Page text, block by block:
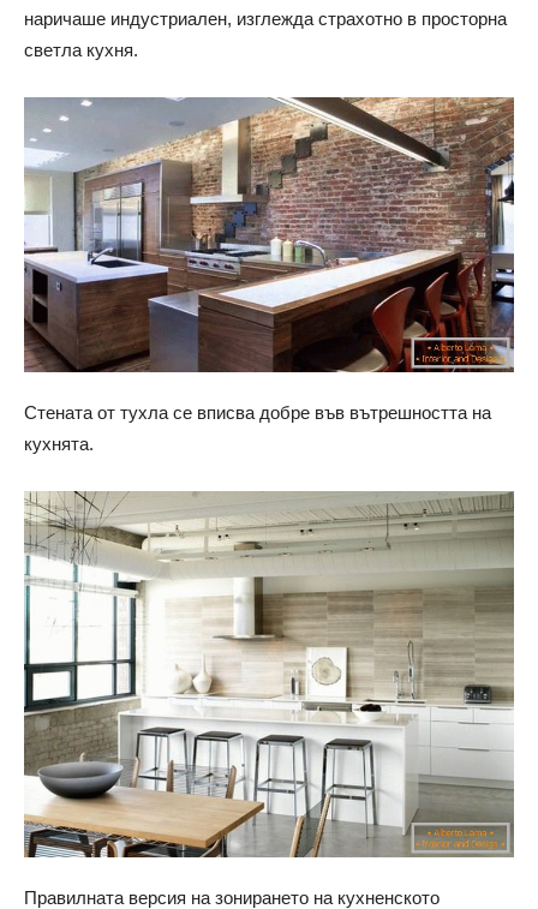
наричаше индустриален, изглежда страхотно в просторна
светла кухня.
Стената от тухла се вписва добре във вътрешността на
кухнята.
Правилната версия на зонирането на кухненското